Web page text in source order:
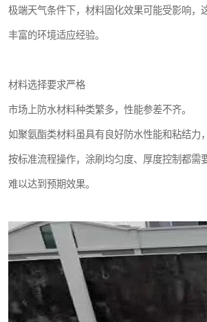
极端天气条件下，材料固化效果可能受影响，
丰富的环境适应经验。
材料选择要求严格
市场上防水材料种类繁多，性能参差不齐。
如聚氨酯类材料虽具有良好防水性能和粘结力
按标准流程操作，涂刷均匀度、厚度控制都需
难以达到预期效果。